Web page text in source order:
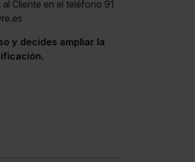
Cliente en el teléfono 91
y decides ampliar la